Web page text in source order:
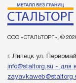
ООО «СТАЛЬТОРГ», ©
г. Липецк ул.
info@staltorg.su - для